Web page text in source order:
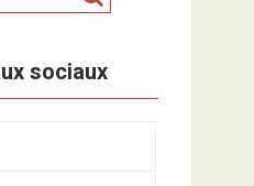
sociaux